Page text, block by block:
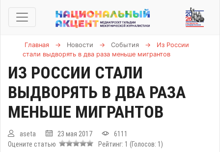
Главная → Новости → События →
Из России
стали выдворять в два раза меньше мигрантов
ИЗ РОССИИ СТАЛИ
ВЫДВОРЯТЬ В ДВА РАЗА
МЕНЬШЕ МИГРАНТОВ
aseta 23 мая 2017
6111
Оцените статью
Рейтинг: 1 (Голосов: 1 )